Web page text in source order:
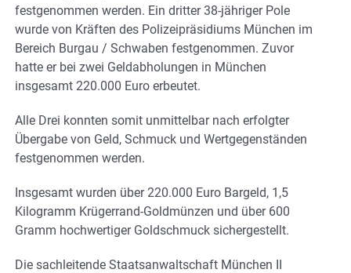
festgenommen werden. Ein dritter 38-jähriger Pole
wurde von Kräften des Polizeipräsidiums München im
Bereich Burgau / Schwaben festgenommen. Zuvor
hatte er bei zwei Geldabholungen in München
insgesamt 220.000 Euro erbeutet.
Alle Drei konnten somit unmittelbar nach erfolgter
Übergabe von Geld, Schmuck und Wertgegenständen
festgenommen werden.
Insgesamt wurden über 220.000 Euro Bargeld, 1,5
Kilogramm Krügerrand-Goldmünzen und über 600
Gramm hochwertiger Goldschmuck sichergestellt.
Die sachleitende Staatsanwaltschaft München II